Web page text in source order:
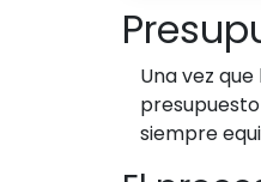
Una vez
siempre